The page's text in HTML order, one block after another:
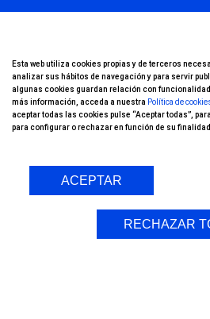
Esta web utiliza cookies propias y de terceros
analizar sus hábitos de navegación y para servir
algunas cookies guardan relación con
más información, acceda a nuestra Política de
aceptar todas las cookies pulse “Aceptar todas”,
para configurar o rechazar en función de su
ACEPTAR
RECHAZAR